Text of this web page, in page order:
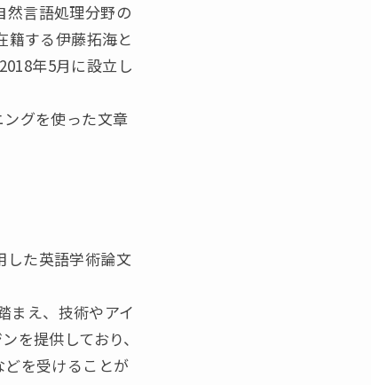
言語処理分野の
籍する伊藤拓海と
年5月に設立し
グを使った文章
た英語学術論文
まえ、技術やアイ
を提供しており、
を受けることが